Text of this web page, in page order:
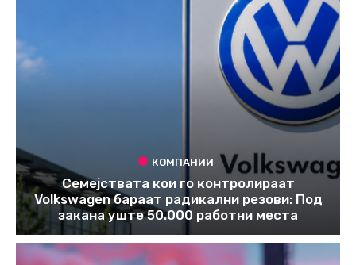
КОМПАНИИ
Семејствата кои го контролираат
Volkswagen бараат радикални резови: Под
закана уште 50.000 работни места